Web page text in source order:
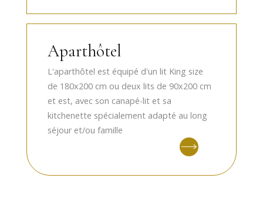
Aparthôtel
L'aparthôtel est équipé d'un lit King size
de 180x200 cm ou deux lits de 90x200 cm
et est, avec son canapé-lit et sa
kitchenette spécialement adapté au long
séjour et/ou famille